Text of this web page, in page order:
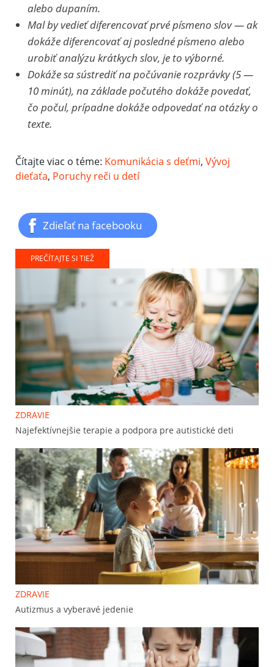
alebo dupaním.
Mal by vedieť diferencovať prvé písmeno slov — ak
dokáže diferencovať aj posledné písmeno alebo
urobiť analýzu krátkych slov, je to výborné.
Dokáže sa sústrediť na počúvanie rozprávky (5 —
10 minút), na základe počutého dokáže povedať,
čo počul, prípadne dokáže odpovedať na otázky o
texte.
Čítajte viac o téme: Komunikácia s deťmi, Vývoj
dieťaťa, Poruchy reči u detí
Zdieľať na facebooku
PREČÍTAJTE SI TIEŽ
ZDRAVIE
Najefektívnejšie terapie a podpora pre autistické deti
ZDRAVIE
Autizmus a vyberavé jedenie